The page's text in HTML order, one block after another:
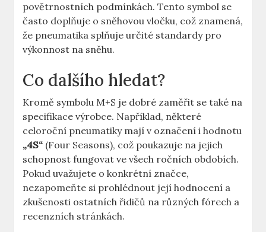
povětrnostních podmínkách. Tento symbol se
často doplňuje o sněhovou vločku, což znamená,
že pneumatika splňuje určité standardy pro
výkonnost na sněhu.
Co dalšího hledat?
Kromě symbolu M+S je dobré zaměřit se také na
specifikace výrobce. Například, některé
celoroční pneumatiky mají v označení i hodnotu
„4S“ (Four Seasons), což poukazuje na jejich
schopnost fungovat ve všech ročních obdobích.
Pokud uvažujete o konkrétní značce,
nezapomeňte si prohlédnout její hodnocení a
zkušenosti ostatních řidičů na různých fórech a
recenzních stránkách.